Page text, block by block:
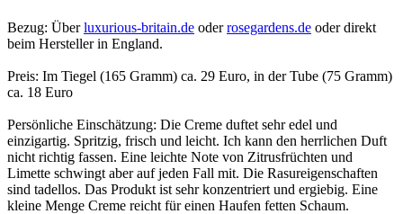
Bezug: Überluxurious-britain.de oderrosegardens.de oder direkt
beim Hersteller in England.
Preis: Im Tiegel (165 Gramm) ca. 29 Euro, in der Tube (75 Gramm)
ca. 18 Euro
Persönliche Einschätzung: Die Creme duftet sehr edel und
einzigartig. Spritzig, frisch und leicht. Ich kann den herrlichen Duft
nicht richtig fassen. Eine leichte Note von Zitrusfrüchten und
Limette schwingt aber auf jeden Fall mit. Die Rasureigenschaften
sind tadellos. Das Produkt ist sehr konzentriert und ergiebig. Eine
kleine Menge Creme reicht für einen Haufen fetten Schaum.